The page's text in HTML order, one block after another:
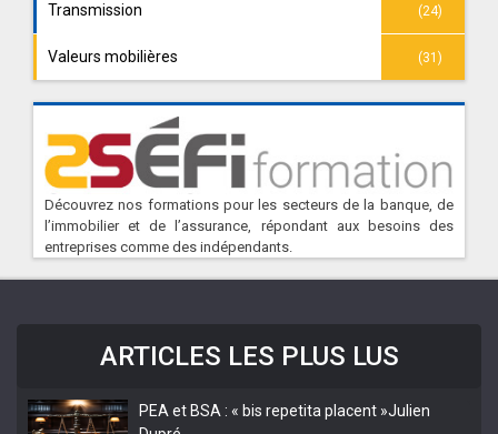
Transmission (24)
Valeurs mobilières (31)
Découvrez nos formations pour les secteurs de la banque, de
l’immobilier et de l’assurance, répondant aux besoins des
entreprises comme des indépendants.
ARTICLES LES PLUS LUS
PEA et BSA : « bis repetita placent »Julien